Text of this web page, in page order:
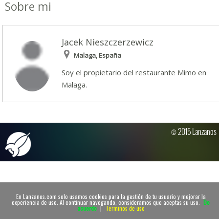
En Lanzanos.com solo usamos cookies para la gestión de tu usuario y mejorar la
experiencia de uso. Al continuar navegando, consideramos que aceptas su uso. De
acuerdo | Terminos de uso
Sobre mi
Jacek Nieszczerzewicz
Malaga, España
Soy el propietario del restaurante Mimo en
Malaga.
© 2015 Lanzanos